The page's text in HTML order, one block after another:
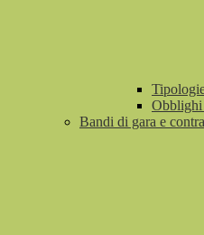
Obblighi
Bandi di gara e